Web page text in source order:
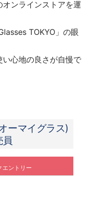
ンラインストアを運
TOKYO」の眼
心地の良さが自慢で
ーマイグラス)
エントリー